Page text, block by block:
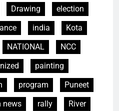
Drawing
election
india
Kota
NATIONAL
NCC
painting
program
Puneet
news rally
River